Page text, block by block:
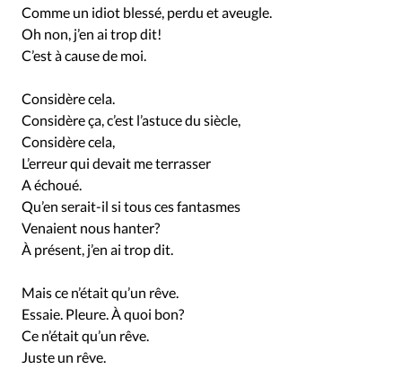
Comme un idiot blessé, perdu et aveugle.
Oh non, j’en ai trop dit!
C’est à cause de moi.
Considère cela.
Considère ça, c’est l’astuce du siècle,
Considère cela,
L’erreur qui devait me terrasser
A échoué.
Qu’en serait-il si tous ces fantasmes
Venaient nous hanter?
À présent, j’en ai trop dit.
Mais ce n’était qu’un rêve.
Essaie. Pleure. À quoi bon?
Ce n’était qu’un rêve.
Juste un rêve.